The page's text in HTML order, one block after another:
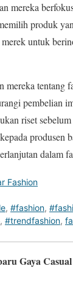
mereka
produk
untuk
mereka tentang
pembelian
riset
produsen
dalam
Fashion
, #fashion,
, #trendfashion,
Gaya